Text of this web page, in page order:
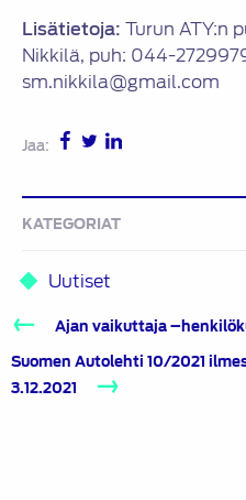
KATEGORIAT
Uutiset
Lisätietoja: Turun ATY:n
Nikkilä, puh: 044-
sm.nikkila@gmail.com
Jaa:
Artikkelien
selausAjan vaikuttaja
Suomen Autolehti 10/2021
3.12.2021